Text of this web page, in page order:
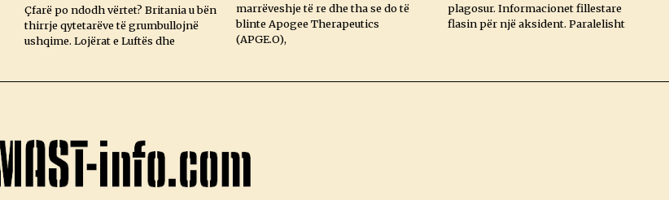
Çfarë po ndodh vërtet? Britania u bën
thirrje qytetarëve të grumbullojnë
ushqime. Lojërat e Luftës dhe
marrëveshje të re dhe tha se do të
blinte Apogee Therapeutics
(APGE.O),
plagosur. Informacionet fillestare
flasin për një aksident. Paralelisht